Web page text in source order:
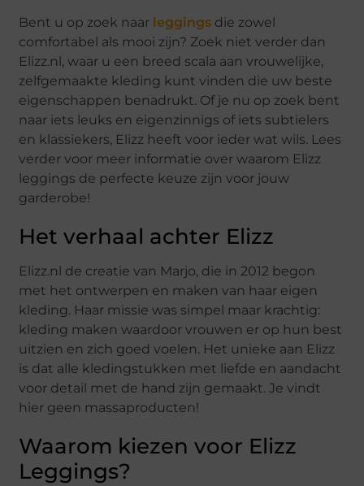
Bent u op zoek naar leggings die zowel
comfortabel als mooi zijn? Zoek niet verder dan
Elizz.nl, waar u een breed scala aan vrouwelijke,
zelfgemaakte kleding kunt vinden die uw beste
eigenschappen benadrukt. Of je nu op zoek bent
naar iets leuks en eigenzinnigs of iets subtielers
en klassiekers, Elizz heeft voor ieder wat wils. Lees
verder voor meer informatie over waarom Elizz
leggings de perfecte keuze zijn voor jouw
garderobe!
Het verhaal achter Elizz
Elizz.nl de creatie van Marjo, die in 2012 begon
met het ontwerpen en maken van haar eigen
kleding. Haar missie was simpel maar krachtig:
kleding maken waardoor vrouwen er op hun best
uitzien en zich goed voelen. Het unieke aan Elizz
is dat alle kledingstukken met liefde en aandacht
voor detail met de hand zijn gemaakt. Je vindt
hier geen massaproducten!
Waarom kiezen voor Elizz
Leggings?